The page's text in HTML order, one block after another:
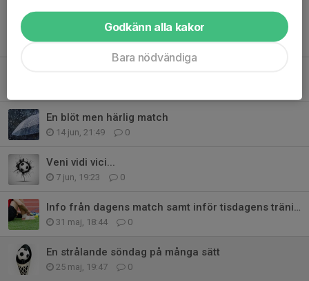
Tidigare nyheter
En blöt men härlig match
14 jun, 21:49 0
Veni vidi vici...
7 jun, 19:23 0
Info från dagens match samt inför tisdagens träning
31 maj, 18:44 0
En strålande söndag på många sätt
25 maj, 19:47 0
Godkänn alla kakor
Bara nödvändiga